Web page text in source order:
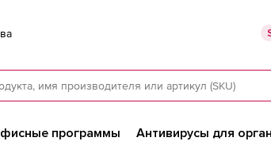
программы Антивирусы для